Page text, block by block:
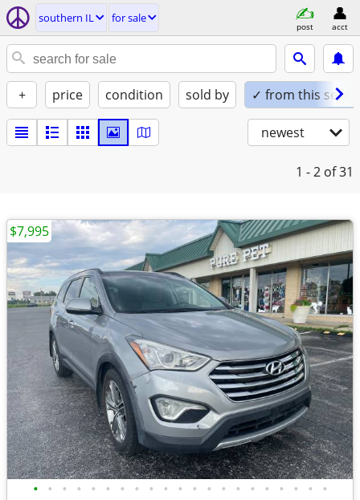
southern IL for sale
post acct
+ price condition sold by ✓ from this seller
newest
1 - 2 of 31
• • • • • • • • • • • • • • • • • • • • •
$7,995